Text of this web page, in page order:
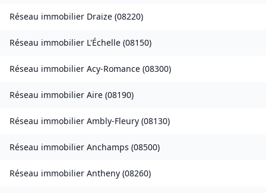
Réseau immobilier Draize (08220)
Réseau immobilier L'Échelle (08150)
Réseau immobilier Acy-Romance (08300)
Réseau immobilier Aire (08190)
Réseau immobilier Ambly-Fleury (08130)
Réseau immobilier Anchamps (08500)
Réseau immobilier Antheny (08260)